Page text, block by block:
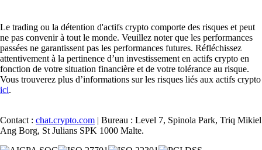
Le trading ou la détention d'actifs crypto comporte des risques et peut
ne pas convenir à tout le monde. Veuillez noter que les performances
passées ne garantissent pas les performances futures. Réfléchissez
attentivement à la pertinence d’un investissement en actifs crypto en
fonction de votre situation financière et de votre tolérance au risque.
Vous trouverez plus d’informations sur les risques liés aux actifs crypto
ici.
Contact : chat.crypto.com | Bureau : Level 7, Spinola Park, Triq Mikiel
Ang Borg, St Julians SPK 1000 Malte.